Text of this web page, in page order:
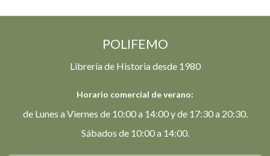
POLIFEMO
Librería de Historia desde 1980
Horario comercial de verano:
de Lunes a Viernes de 10:00 a 14:00 y de 17:30 a 20:30.
Sábados de 10:00 a 14:00.